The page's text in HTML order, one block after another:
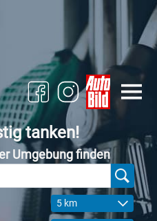
tanken!
Umgebung finden
5 km